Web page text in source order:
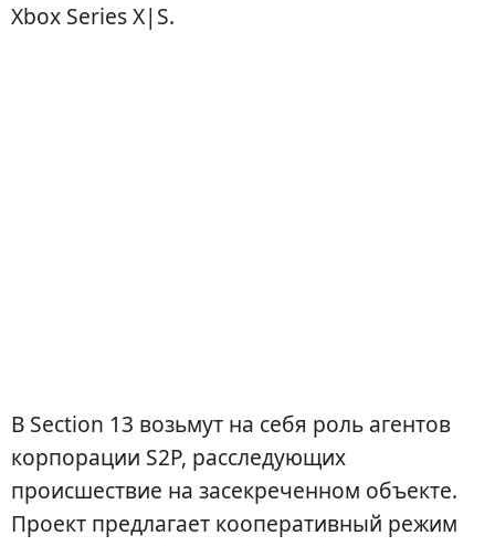
Xbox Series X|S.
В Section 13 возьмут на себя роль агентов
корпорации S2P, расследующих
происшествие на засекреченном объекте.
Проект предлагает кооперативный режим